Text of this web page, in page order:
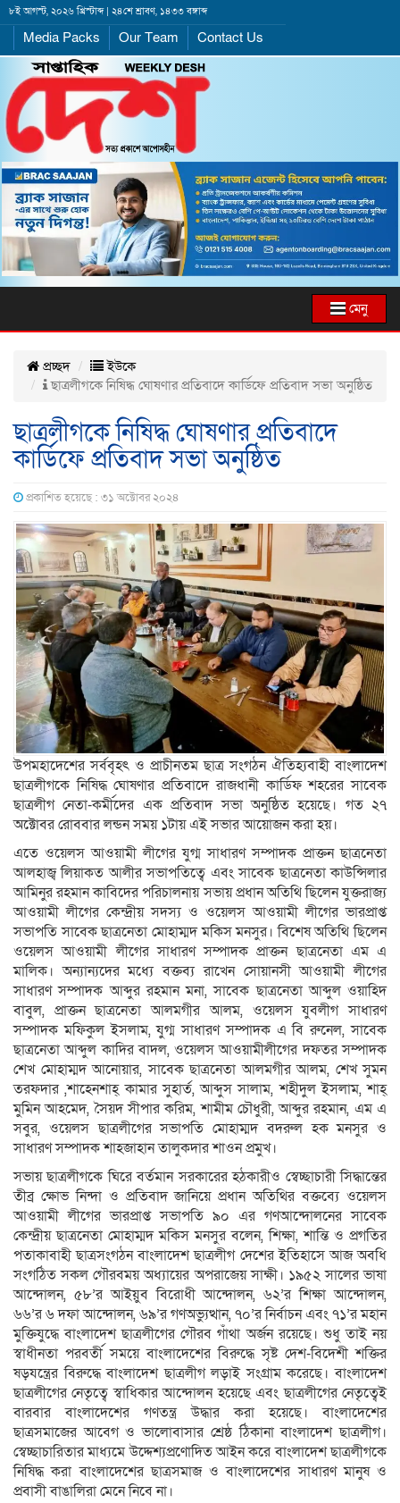
৮ই আগস্ট, ২০২৬ খ্রিস্টাব্দ | ২৪শে শ্রাবণ, ১৪৩৩ বঙ্গাব্দ
Media Packs Our Team Contact Us
মেনু
প্রচ্ছদ
ইউকে
ছাত্রলীগকে নিষিদ্ধ ঘোষণার প্রতিবাদে কার্ডিফে প্রতিবাদ সভা অনুষ্ঠিত
ছাত্রলীগকে নিষিদ্ধ ঘোষণার প্রতিবাদে
কার্ডিফে প্রতিবাদ সভা অনুষ্ঠিত
প্রকাশিত হয়েছে : ৩১ অক্টোবর ২০২৪
উপমহাদেশের সর্ববৃহৎ ও প্রাচীনতম ছাত্র সংগঠন ঐতিহ্যবাহী বাংলাদেশ
ছাত্রলীগকে নিষিদ্ধ ঘোষণার প্রতিবাদে রাজধানী কার্ডিফ শহরের সাবেক
ছাত্রলীগ নেতা-কর্মীদের এক প্রতিবাদ সভা অনুষ্ঠিত হয়েছে। গত ২৭
অক্টোবর রোববার লন্ডন সময় ১টায় এই সভার আয়োজন করা হয়।
এতে ওয়েলস আওয়ামী লীগের যুগ্ম সাধারণ সম্পাদক প্রাক্তন ছাত্রনেতা
আলহাজ্ব লিয়াকত আলীর সভাপতিত্বে এবং সাবেক ছাত্রনেতা কাউন্সিলার
আমিনুর রহমান কাবিদের পরিচালনায় সভায় প্রধান অতিথি ছিলেন যুক্তরাজ্য
আওয়ামী লীগের কেন্দ্রীয় সদস্য ও ওয়েলস আওয়ামী লীগের ভারপ্রাপ্ত
সভাপতি সাবেক ছাত্রনেতা মোহাম্মদ মকিস মনসুর। বিশেষ অতিথি ছিলেন
ওয়েলস আওয়ামী লীগের সাধারণ সম্পাদক প্রাক্তন ছাত্রনেতা এম এ
মালিক। অন্যান্যদের মধ্যে বক্তব্য রাখেন সোয়ানসী আওয়ামী লীগের
সাধারণ সম্পাদক আব্দুর রহমান মনা, সাবেক ছাত্রনেতা আব্দুল ওয়াহিদ
বাবুল, প্রাক্তন ছাত্রনেতা আলমগীর আলম, ওয়েলস যুবলীগ সাধারণ
সম্পাদক মফিকুল ইসলাম, যুগ্ম সাধারণ সম্পাদক এ বি রুনেল, সাবেক
ছাত্রনেতা আব্দুল কাদির বাদল, ওয়েলস আওয়ামীলীগের দফতর সম্পাদক
শেখ মোহাম্মদ আনোয়ার, সাবেক ছাত্রনেতা আলমগীর আলম, শেখ সুমন
তরফদার ,শাহেনশাহ্ কামার সুহার্ত, আব্দুস সালাম, শহীদুল ইসলাম, শাহ্
মুমিন আহমেদ, সৈয়দ সীপার করিম, শামীম চৌধুরী, আব্দুর রহমান, এম এ
সবুর, ওয়েলস ছাত্রলীগের সভাপতি মোহাম্মদ বদরুল হক মনসুর ও
সাধারণ সম্পাদক শাহজাহান তালুকদার শাওন প্রমুখ।
সভায় ছাত্রলীগকে ঘিরে বর্তমান সরকারের হঠকারীও স্বেচ্ছাচারী সিদ্ধান্তের
তীব্র ক্ষোভ নিন্দা ও প্রতিবাদ জানিয়ে প্রধান অতিথির বক্তব্যে ওয়েলস
আওয়ামী লীগের ভারপ্রাপ্ত সভাপতি ৯০ এর গণআন্দোলনের সাবেক
কেন্দ্রীয় ছাত্রনেতা মোহাম্মদ মকিস মনসুর বলেন, শিক্ষা, শান্তি ও প্রগতির
পতাকাবাহী ছাত্রসংগঠন বাংলাদেশ ছাত্রলীগ দেশের ইতিহাসে আজ অবধি
সংগঠিত সকল গৌরবময় অধ্যায়ের অপরাজেয় সাক্ষী। ১৯৫২ সালের ভাষা
আন্দোলন, ৫৮’র আইয়ুব বিরোধী আন্দোলন, ৬২’র শিক্ষা আন্দোলন,
৬৬’র ৬ দফা আন্দোলন, ৬৯’র গণঅভ্যুত্থান, ৭০’র নির্বাচন এবং ৭১’র মহান
মুক্তিযুদ্ধে বাংলাদেশ ছাত্রলীগের গৌরব গাঁথা অর্জন রয়েছে। শুধু তাই নয়
স্বাধীনতা পরবর্তী সময়ে বাংলাদেশের বিরুদ্ধে সৃষ্ট দেশ-বিদেশী শক্তির
ষড়যন্ত্রের বিরুদ্ধে বাংলাদেশ ছাত্রলীগ লড়াই সংগ্রাম করেছে। বাংলাদেশ
ছাত্রলীগের নেতৃত্বে স্বাধিকার আন্দোলন হয়েছে এবং ছাত্রলীগের নেতৃত্বেই
বারবার বাংলাদেশের গণতন্ত্র উদ্ধার করা হয়েছে। বাংলাদেশের
ছাত্রসমাজের আবেগ ও ভালোবাসার শ্রেষ্ঠ ঠিকানা বাংলাদেশ ছাত্রলীগ।
স্বেচ্ছাচারিতার মাধ্যমে উদ্দেশ্যপ্রণোদিত আইন করে বাংলাদেশ ছাত্রলীগকে
নিষিদ্ধ করা বাংলাদেশের ছাত্রসমাজ ও বাংলাদেশের সাধারণ মানুষ ও
প্রবাসী বাঙালিরা মেনে নিবে না।